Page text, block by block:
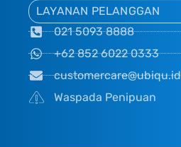
LAYANAN PELANGGAN
021 5093 8888
+62 852 6022 0333
customercare@ubiqu.id
Waspada Penipuan